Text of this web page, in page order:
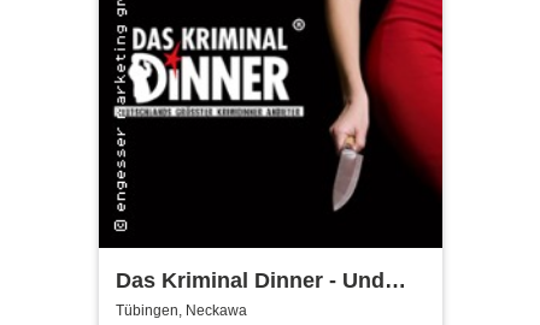
Das Kriminal Dinner - Und
raus bist du
Tübingen, Neckawa